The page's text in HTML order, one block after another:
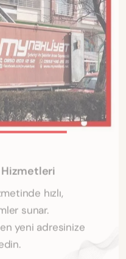
hızlı,
sunar.
yeni adresinize